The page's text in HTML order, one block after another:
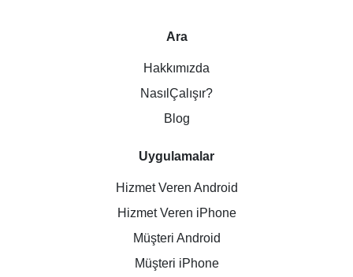
Ara
Hakkımızda
NasılÇalışır?
Blog
Uygulamalar
Hizmet Veren Android
Hizmet Veren iPhone
Müşteri Android
Müşteri iPhone